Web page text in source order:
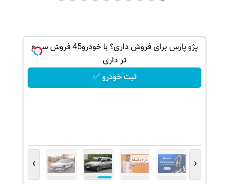
پژو پارس برای فروش داری؟ با خودرو45 فروش سریع
تر داری
ثبت خودرو ✅
‹
›